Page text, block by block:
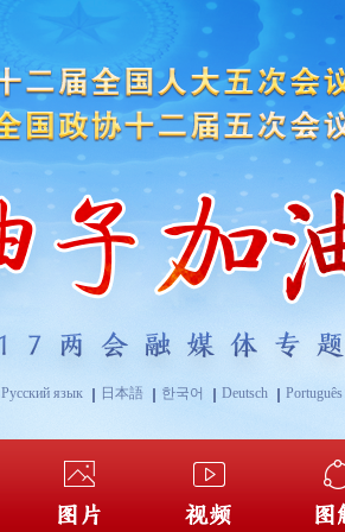
Русский язык 日本語 한국어 Deutsch Português